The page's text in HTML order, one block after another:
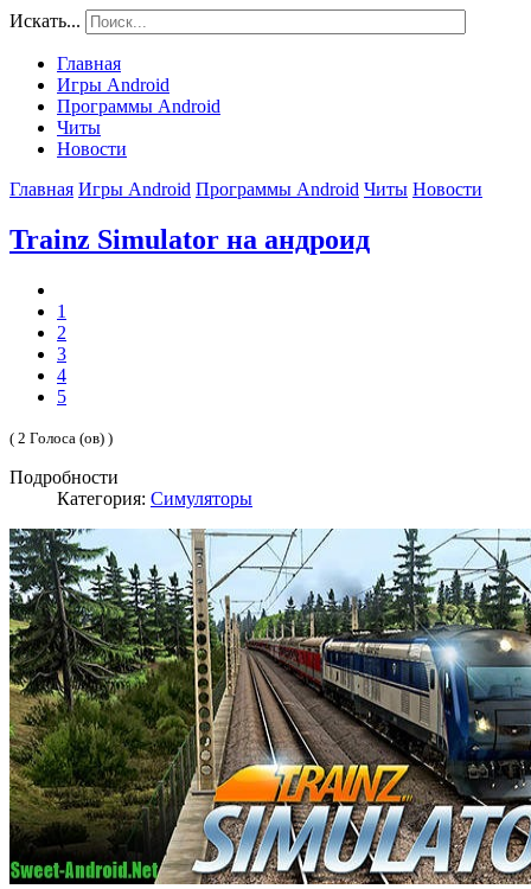
Искать...
Главная
Игры Android
Программы Android
Читы
Новости
Главная Игры Android Программы Android Читы Новости
Trainz Simulator на андроид
1
2
3
4
5
( 2 Голоса (ов) )
Подробности
Категория: Симуляторы